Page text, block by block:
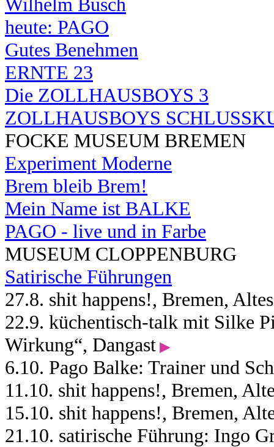
heute: PAGO
Gutes Benehmen
ERNTE 23
Die ZOLLHAUSBOYS 3
ZOLLHAUSBOYS
FOCKE MUSEUM BREMEN
Experiment Moderne
Brem bleib Brem!
Mein Name ist BALKE
PAGO - live und in Farbe
MUSEUM CLOPPENBURG
Satirische Führungen
27.8. shit happens!, Bremen,
22.9. küchentisch-talk mit Silke
Wirkung“, Dangast ▶︎
6.10. Pago Balke: Trainer und
11.10. shit happens!, Bremen,
15.10. shit happens!, Bremen,
21.10. satirische Führung: Ingo